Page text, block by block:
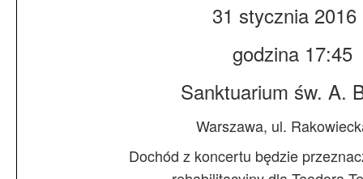
31 stycznia 2016
godzina 17:45
Sanktuarium św. A.
Warszawa, ul.
Dochód z koncertu będzie